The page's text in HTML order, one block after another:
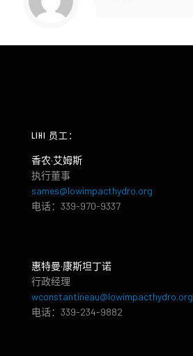
LIHI 员工：
香农·艾姆斯
执行董事
sames@lowimpacthydro.org
电话：339-970-9337
惠特曼·康斯坦丁诺
行政经理
wconstantineau@lowimpacthydro.org
电话：339-234-9882